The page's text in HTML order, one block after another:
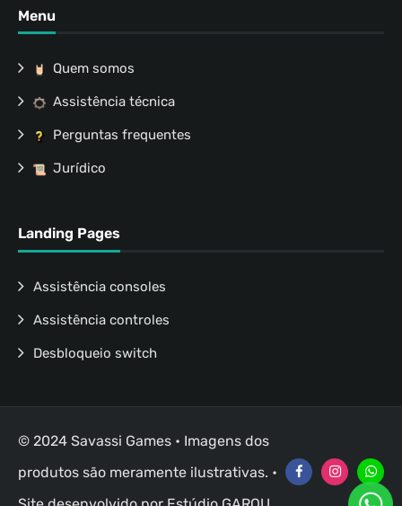
Menu
Quem somos
Assistência técnica
Perguntas frequentes
Jurídico
Landing Pages
Assistência consoles
Assistência controles
Desbloqueio switch
© 2024 Savassi Games • Imagens dos
produtos são meramente ilustrativas. •